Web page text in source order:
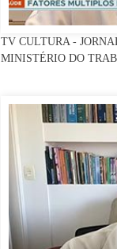
TV CULTURA -
MINISTÉRIO DO